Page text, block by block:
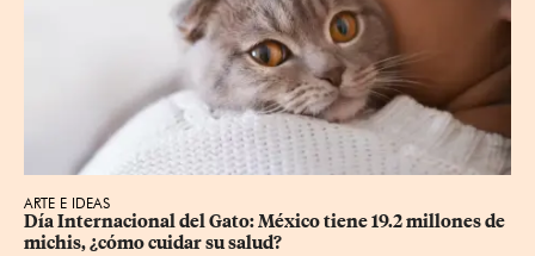
ARTE E IDEAS
Día Internacional del Gato: México tiene 19.2 millones de
michis, ¿cómo cuidar su salud?